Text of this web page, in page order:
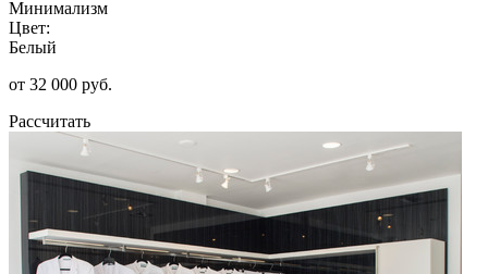
Минимализм
Цвет:
Белый
от 32 000 руб.
Рассчитать